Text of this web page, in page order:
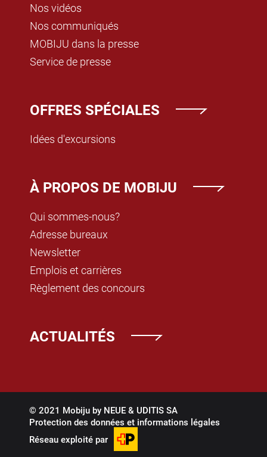
Nos vidéos
Nos communiqués
MOBIJU dans la presse
Service de presse
OFFRES SPÉCIALES
Idées d'excursions
À PROPOS DE MOBIJU
Qui sommes-nous?
Adresse bureaux
Newsletter
Emplois et carrières
Règlement des concours
ACTUALITÉS
© 2021 Mobiju by NEUE & UDITIS SA
Protection des données et informations légales
Réseau exploité par